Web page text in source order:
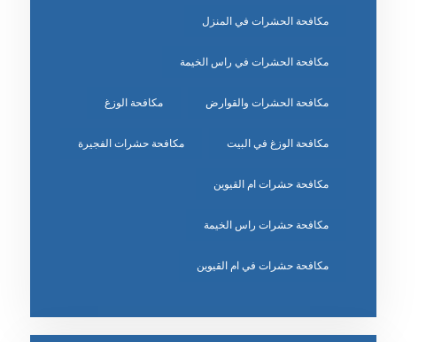
مكافحة الحشرات في المنزل
مكافحة الحشرات في راس الخيمة
مكافحة الحشرات والقوارض مكافحة الوزغ
مكافحة الوزغ في البيت مكافحة حشرات الفجيرة
مكافحة حشرات ام القيوين
مكافحة حشرات راس الخيمة
مكافحة حشرات في ام القيوين